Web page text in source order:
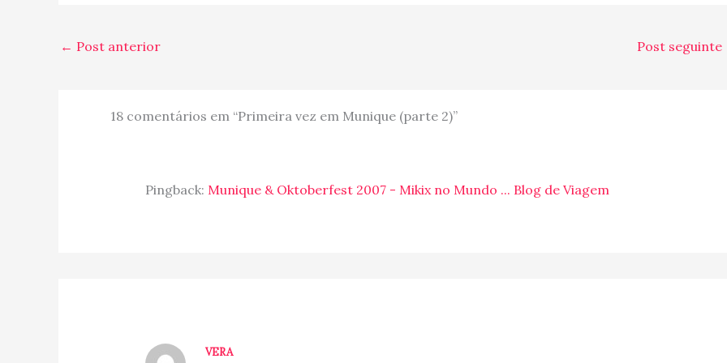
← Post anterior Post seguinte
18 comentários em “Primeira vez em Munique (parte 2)”
Pingback: Munique & Oktoberfest 2007 - Mikix no Mundo ... Blog de Viagem
VERA